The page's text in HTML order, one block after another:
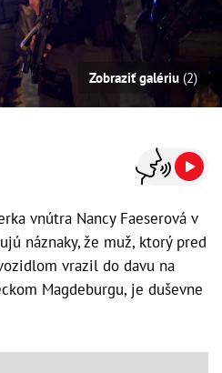
Zobraziť galériu (2)
vnútra Nancy Faeserová v
náznaky, že muž, ktorý pred
vrazil do davu na
Magdeburgu, je duševne